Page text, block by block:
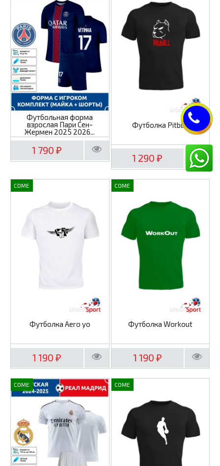
Футбольная форма
взрослая Пари Сен-
Жермен 2025 2026...
1 790₽
Футболка Pitbull
1 290₽
COME
Футболка Aero yo
1 190₽
COME
Футболка Workout
1 190 ₽
COME COME